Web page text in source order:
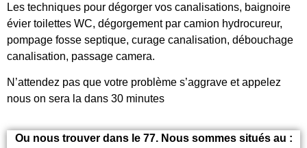
Les techniques pour dégorger vos canalisations, baignoire
évier toilettes WC, dégorgement par camion hydrocureur,
pompage fosse septique, curage canalisation, débouchage
canalisation, passage camera.
N’attendez pas que votre problème s’aggrave et appelez
nous on sera la dans 30 minutes
Ou nous trouver dans le 77. Nous sommes situés au :